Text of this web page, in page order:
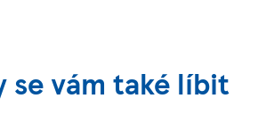
se vám také líbit